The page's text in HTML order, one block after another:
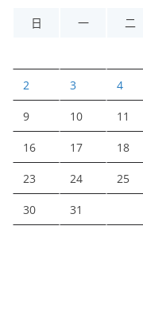
日
一 二
2 3 4
9 10 11
16 17 18
23 24 25
30 31